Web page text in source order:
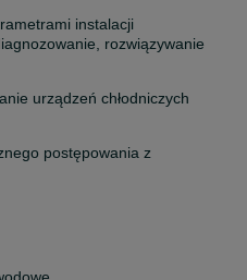
instalacji
rozwiązywanie
urządzeń chłodniczych
postępowania z